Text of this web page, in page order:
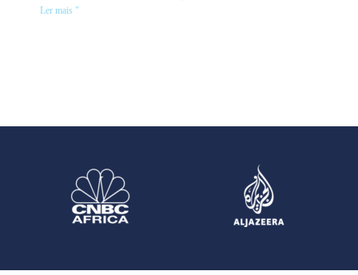
Ler mais "